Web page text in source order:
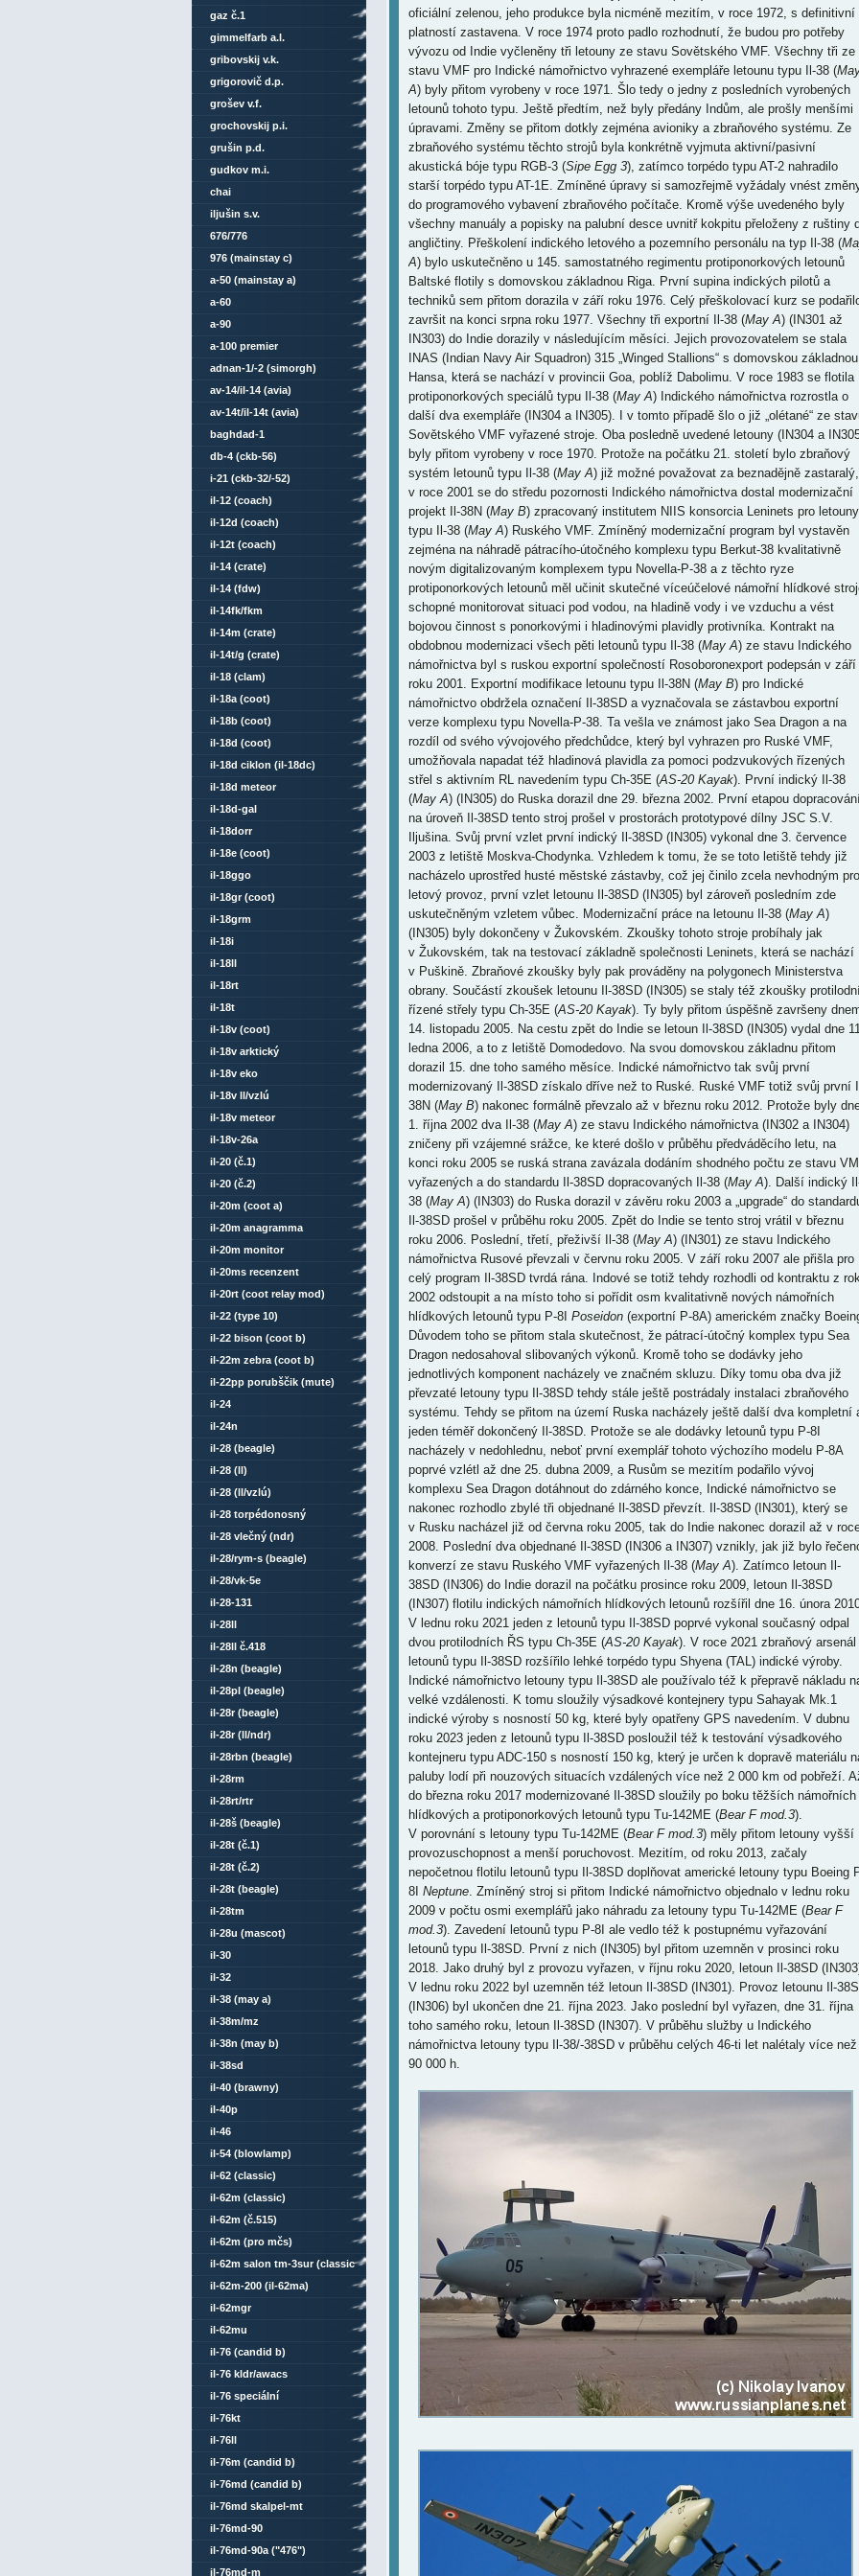
oficiální zelenou, jeho produkce byla nicméně mezitím, v roce 1972, s definitivní
platností zastavena. V roce 1974 proto padlo rozhodnutí, že budou pro potřeby
vývozu od Indie vyčleněny tři letouny ze stavu Sovětského VMF. Všechny tři ze
stavu VMF pro Indické námořnictvo vyhrazené exempláře letounu typu Il-38 (
A) byly přitom vyrobeny v roce 1971. Šlo tedy o jedny z posledních vyrobených
letounů tohoto typu. Ještě předtím, než byly předány Indům, ale prošly menšími
úpravami. Změny se přitom dotkly zejména avioniky a zbraňového systému. Ze
zbraňového systému těchto strojů byla konkrétně vyjmuta aktivní/pasivní
akustická bóje typu RGB-3 (Sipe Egg 3), zatímco torpédo typu AT-2 nahradilo
starší torpédo typu AT-1E. Zmíněné úpravy si samozřejmě vyžádaly vnést
do programového vybavení zbraňového počítače. Kromě výše uvedeného byly
všechny manuály a popisky na palubní desce uvnitř kokpitu přeloženy z ruštiny
angličtiny. Přeškolení indického letového a pozemního personálu na typ Il-38 (
A) bylo uskutečněno u 145. samostatného regimentu protiponorkových letounů
Baltské flotily s domovskou základnou Riga. První supina indických pilotů a
techniků sem přitom dorazila v září roku 1976. Celý přeškolovací kurz se
završit na konci srpna roku 1977. Všechny tři exportní Il-38 (May A) (IN301 až
IN303) do Indie dorazily v následujícím měsíci. Jejich provozovatelem se stala
INAS (Indian Navy Air Squadron) 315 „Winged Stallions“ s domovskou základnou
Hansa, která se nachází v provincii Goa, poblíž Dabolimu. V roce 1983 se flotila
protiponorkových speciálů typu Il-38 (May A) Indického námořnictva rozrostla o
další dva exempláře (IN304 a IN305). I v tomto případě šlo o již „olétané“ ze
Sovětského VMF vyřazené stroje. Oba posledně uvedené letouny (IN304 a
byly přitom vyrobeny v roce 1970. Protože na počátku 21. století bylo zbraňový
systém letounů typu Il-38 (May A) již možné považovat za beznadějně zastaralý,
v roce 2001 se do středu pozornosti Indického námořnictva dostal modernizační
projekt Il-38N (May B) zpracovaný institutem NIIS konsorcia Leninets pro letouny
typu Il-38 (May A) Ruského VMF. Zmíněný modernizační program byl vystavěn
zejména na náhradě pátracího-útočného komplexu typu Berkut-38 kvalitativně
novým digitalizovaným komplexem typu Novella-P-38 a z těchto ryze
protiponorkových letounů měl učinit skutečné víceúčelové námořní hlídkové
schopné monitorovat situaci pod vodou, na hladině vody i ve vzduchu a vést
bojovou činnost s ponorkovými i hladinovými plavidly protivníka. Kontrakt na
obdobnou modernizaci všech pěti letounů typu Il-38 (May A) ze stavu Indického
námořnictva byl s ruskou exportní společností Rosoboronexport podepsán v září
roku 2001. Exportní modifikace letounu typu Il-38N (May B) pro Indické
námořnictvo obdržela označení Il-38SD a vyznačovala se zástavbou exportní
verze komplexu typu Novella-P-38. Ta vešla ve známost jako Sea Dragon a na
rozdíl od svého vývojového předchůdce, který byl vyhrazen pro Ruské VMF,
umožňovala napadat též hladinová plavidla za pomoci podzvukových řízených
střel s aktivním RL navedením typu Ch-35E (AS-20 Kayak). První indický Il-38
(May A) (IN305) do Ruska dorazil dne 29. března 2002. První etapou
na úroveň Il-38SD tento stroj prošel v prostorách prototypové dílny JSC S.V.
Iljušina. Svůj první vzlet první indický Il-38SD (IN305) vykonal dne 3. července
2003 z letiště Moskva-Chodynka. Vzhledem k tomu, že se toto letiště tehdy již
nacházelo uprostřed husté městské zástavby, což jej činilo zcela nevhodným pro
letový provoz, první vzlet letounu Il-38SD (IN305) byl zároveň posledním zde
uskutečněným vzletem vůbec. Modernizační práce na letounu Il-38 (May A)
(IN305) byly dokončeny v Žukovském. Zkoušky tohoto stroje probíhaly jak
v Žukovském, tak na testovací základně společnosti Leninets, která se nachází
v Puškině. Zbraňové zkoušky byly pak prováděny na polygonech Ministerstva
obrany. Součástí zkoušek letounu Il-38SD (IN305) se staly též zkoušky
řízené střely typu Ch-35E (AS-20 Kayak). Ty byly přitom úspěšně završeny
14. listopadu 2005. Na cestu zpět do Indie se letoun Il-38SD (IN305) vydal dne
ledna 2006, a to z letiště Domodedovo. Na svou domovskou základnu přitom
dorazil 15. dne toho samého měsíce. Indické námořnictvo tak svůj první
modernizovaný Il-38SD získalo dříve než to Ruské. Ruské VMF totiž svůj první
38N (May B) nakonec formálně převzalo až v březnu roku 2012. Protože byly
1. října 2002 dva Il-38 (May A) ze stavu Indického námořnictva (IN302 a IN304)
zničeny při vzájemné srážce, ke které došlo v průběhu předváděcího letu, na
konci roku 2005 se ruská strana zavázala dodáním shodného počtu ze stavu
vyřazených a do standardu Il-38SD dopracovaných Il-38 (May A). Další indický
38 (May A) (IN303) do Ruska dorazil v závěru roku 2003 a „upgrade“ do
Il-38SD prošel v průběhu roku 2005. Zpět do Indie se tento stroj vrátil v březnu
roku 2006. Poslední, třetí, přeživší Il-38 (May A) (IN301) ze stavu Indického
námořnictva Rusové převzali v červnu roku 2005. V září roku 2007 ale přišla pro
celý program Il-38SD tvrdá rána. Indové se totiž tehdy rozhodli od kontraktu z
2002 odstoupit a na místo toho si pořídit osm kvalitativně nových námořních
hlídkových letounů typu P-8I Poseidon(exportní P-8A) americkém značky
Důvodem toho se přitom stala skutečnost, že pátrací-útočný komplex typu Sea
Dragon nedosahoval slibovaných výkonů. Kromě toho se dodávky jeho
jednotlivých komponent nacházely ve značném skluzu. Díky tomu oba dva již
převzaté letouny typu Il-38SD tehdy stále ještě postrádaly instalaci zbraňového
systému. Tehdy se přitom na území Ruska nacházely ještě další dva kompletní
jeden téměř dokončený Il-38SD. Protože se ale dodávky letounů typu P-8I
nacházely v nedohlednu, neboť první exemplář tohoto výchozího modelu P-8A
poprvé vzlétl až dne 25. dubna 2009, a Rusům se mezitím podařilo vývoj
komplexu Sea Dragon dotáhnout do zdárného konce, Indické námořnictvo se
nakonec rozhodlo zbylé tři objednané Il-38SD převzít. Il-38SD (IN301), který se
v Rusku nacházel již od června roku 2005, tak do Indie nakonec dorazil až v
2008. Poslední dva objednané Il-38SD (IN306 a IN307) vznikly, jak již bylo
konverzí ze stavu Ruského VMF vyřazených Il-38 (May A). Zatímco letoun Il-
38SD (IN306) do Indie dorazil na počátku prosince roku 2009, letoun Il-38SD
(IN307) flotilu indických námořních hlídkových letounů rozšířil dne 16. února
V lednu roku 2021 jeden z letounů typu Il-38SD poprvé vykonal současný odpal
dvou protilodních ŘS typu Ch-35E (AS-20 Kayak). V roce 2021 zbraňový arsenál
letounů typu Il-38SD rozšířilo lehké torpédo typu Shyena (TAL) indické výroby.
Indické námořnictvo letouny typu Il-38SD ale používalo též k přepravě nákladu
velké vzdálenosti. K tomu sloužily výsadkové kontejnery typu Sahayak Mk.1
indické výroby s nosností 50 kg, které byly opatřeny GPS navedením. V dubnu
roku 2023 jeden z letounů typu Il-38SD posloužil též k testování výsadkového
kontejneru typu ADC-150 s nosností 150 kg, který je určen k dopravě materiálu
paluby lodí při nouzových situacích vzdálených více než 2 000 km od pobřeží.
do března roku 2017 modernizované Il-38SD sloužily po boku těžších námořních
hlídkových a protiponorkových letounů typu Tu-142ME (Bear F mod.3).
V porovnání s letouny typu Tu-142ME (Bear F mod.3) měly přitom letouny vyšší
provozuschopnost a menší poruchovost. Mezitím, od roku 2013, začaly
nepočetnou flotilu letounů typu Il-38SD doplňovat americké letouny typu Boeing
8I Neptune. Zmíněný stroj si přitom Indické námořnictvo objednalo v lednu roku
2009 v počtu osmi exemplářů jako náhradu za letouny typu Tu-142ME (Bear F
mod.3). Zavedení letounů typu P-8I ale vedlo též k postupnému vyřazování
letounů typu Il-38SD. První z nich (IN305) byl přitom uzemněn v prosinci roku
2018. Jako druhý byl z provozu vyřazen, v říjnu roku 2020, letoun Il-38SD
V lednu roku 2022 byl uzemněn též letoun Il-38SD (IN301). Provoz letounu Il-
(IN306) byl ukončen dne 21. října 2023. Jako poslední byl vyřazen, dne 31. října
toho samého roku, letoun Il-38SD (IN307). V průběhu služby u Indického
námořnictva letouny typu Il-38/-38SD v průběhu celých 46-ti let nalétaly více než
90 000 h.
gaz č.1
gimmelfarb a.l.
gribovskij v.k.
grigorovič d.p.
grošev v.f.
grochovskij p.i.
grušin p.d.
gudkov m.i.
chai
iljušin s.v.
676/776
976 (mainstay c)
a-50 (mainstay a)
a-60
a-90
a-100 premier
adnan-1/-2 (simorgh)
av-14/il-14 (avia)
av-14t/il-14t (avia)
baghdad-1
db-4 (ckb-56)
i-21 (ckb-32/-52)
il-12 (coach)
il-12d (coach)
il-12t (coach)
il-14 (crate)
il-14 (fdw)
il-14fk/fkm
il-14m (crate)
il-14t/g (crate)
il-18 (clam)
il-18a (coot)
il-18b (coot)
il-18d (coot)
il-18d ciklon (il-18dc)
il-18d meteor
il-18d-gal
il-18dorr
il-18e (coot)
il-18ggo
il-18gr (coot)
il-18grm
il-18i
il-18ll
il-18rt
il-18t
il-18v (coot)
il-18v arktický
il-18v eko
il-18v ll/vzlú
il-18v meteor
il-18v-26a
il-20 (č.1)
il-20 (č.2)
il-20m (coot a)
il-20m anagramma
il-20m monitor
il-20ms recenzent
il-20rt (coot relay mod)
il-22 (type 10)
il-22 bison (coot b)
il-22m zebra (coot b)
il-22pp porubščik (mute)
il-24
il-24n
il-28 (beagle)
il-28 (ll)
il-28 (ll/vzlú)
il-28 torpédonosný
il-28 vlečný (ndr)
il-28/rym-s (beagle)
il-28/vk-5e
il-28-131
il-28ll
il-28ll č.418
il-28n (beagle)
il-28pl (beagle)
il-28r (beagle)
il-28r (ll/ndr)
il-28rbn (beagle)
il-28rm
il-28rt/rtr
il-28š (beagle)
il-28t (č.1)
il-28t (č.2)
il-28t (beagle)
il-28tm
il-28u (mascot)
il-30
il-32
il-38 (may a)
il-38m/mz
il-38n (may b)
il-38sd
il-40 (brawny)
il-40p
il-46
il-54 (blowlamp)
il-62 (classic)
il-62m (classic)
il-62m (č.515)
il-62m (pro mčs)
il-62m salon tm-3sur (classic
comsat mod)
il-62m-200 (il-62ma)
il-62mgr
il-62mu
il-76 (candid b)
il-76 kldr/awacs
il-76 speciální
il-76kt
il-76ll
il-76m (candid b)
il-76md (candid b)
il-76md skalpel-mt
il-76md-90
il-76md-90a ("476")
il-76md-m